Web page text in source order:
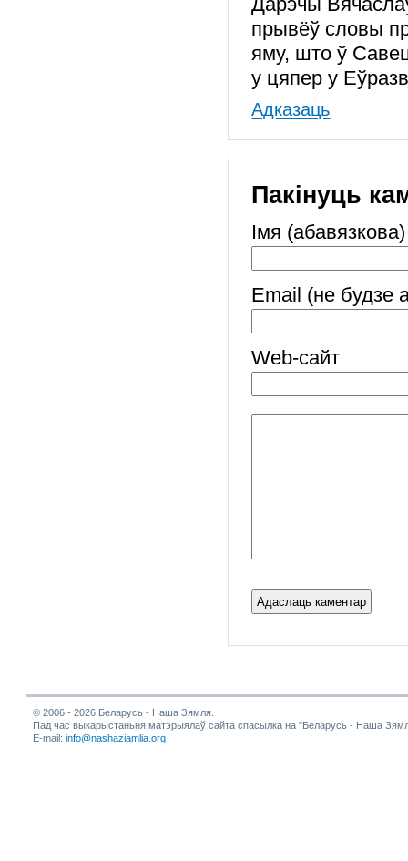
прывёў словы
яму, што ў
у цяпер у
Адказаць
Пакінуць
Імя (абавязкова)
Email (не будзе
Web-cайт
© 2006 - 2026 Беларусь - Наша Зямля.
Пад час выкарыстаньня матэрыялаў сайта спасылка на "Беларусь - Наша
E-mail: info@nashaziamlia.org